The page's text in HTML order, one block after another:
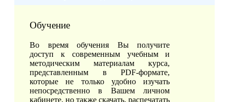
Обучение
Во время обучения Вы получите
доступ к современным учебным и
методическим материалам курса,
представленным в PDF-формате,
которые не только удобно изучать
непосредственно в Вашем личном
кабинете, но также скачать, распечатать